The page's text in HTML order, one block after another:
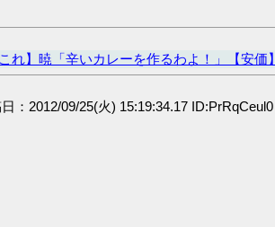
これ】暁「辛いカレーを作るわよ！」【安価】
：2012/09/25(火) 15:19:34.17 ID:PrRqCeul0